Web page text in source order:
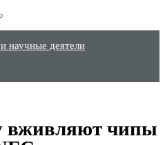
научные деятели
вживляют чипы